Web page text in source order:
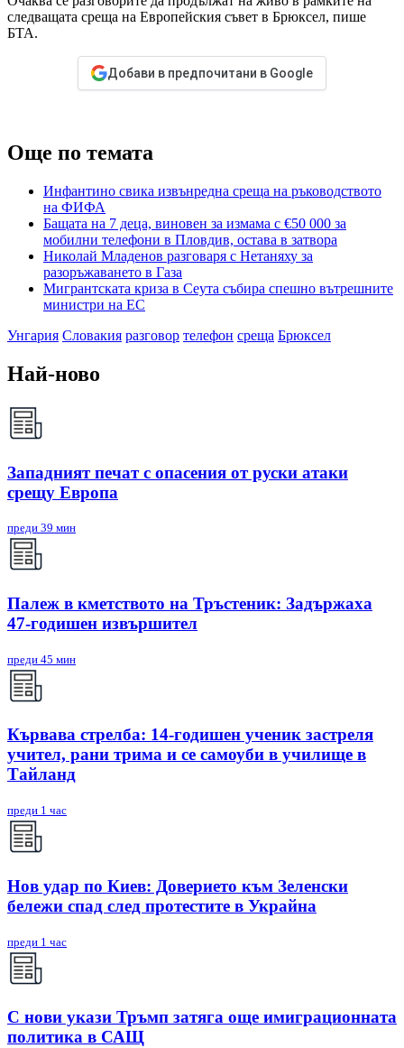
следващата среща на Европейския съвет в Брюксел, пише
БТА.
Добави в предпочитани в Google
Още по темата
Инфантино свика извънредна среща на ръководството
на ФИФА
Бащата на 7 деца, виновен за измама с €50 000 за
мобилни телефони в Пловдив, остава в затвора
Николай Младенов разговаря с Нетаняху за
разоръжаването в Газа
Мигрантската криза в Сеута събира спешно вътрешните
министри на ЕС
Унгария Словакия разговор телефон среща Брюксел
Най-ново
Западният печат с опасения от руски атаки
срещу Европа
преди 39 мин
Палеж в кметството на Тръстеник: Задържаха
47-годишен извършител
преди 45 мин
Кървава стрелба: 14-годишен ученик застреля
учител, рани трима и се самоуби в училище в
Тайланд
преди 1 час
Нов удар по Киев: Доверието към Зеленски
бележи спад след протестите в Украйна
преди 1 час
С нови укази Тръмп затяга още имиграционната
политика в САЩ